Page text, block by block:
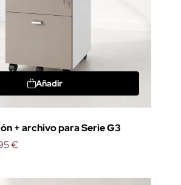
Añadir
+ archivo para Serie G3
€